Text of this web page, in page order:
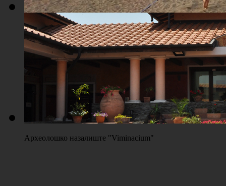
Плажа "Топољар" - Терени на песку
Археолошко назалиште "Viminacium"